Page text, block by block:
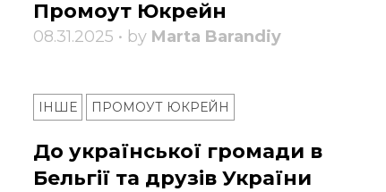
Промоут Юкрейн
08.31.2025 • by Marta Barandiy
ІНШЕ ПРОМОУТ ЮКРЕЙН
До української громади в
Бельгії та друзів України